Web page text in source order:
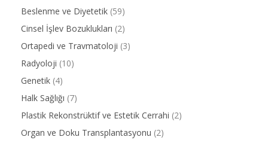
Beslenme ve Diyetetik (59)
Cinsel İşlev Bozuklukları (2)
Ortapedi ve Travmatoloji (3)
Radyoloji (10)
Genetik (4)
Halk Sağlığı (7)
Plastik Rekonstrüktif ve Estetik Cerrahi (2)
Organ ve Doku Transplantasyonu (2)